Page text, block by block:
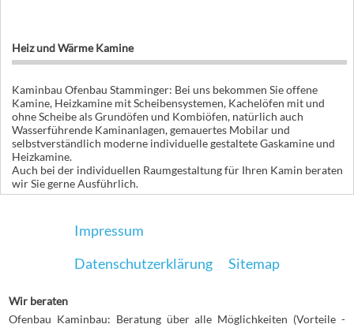
Heiz und Wärme Kamine
Kaminbau Ofenbau Stamminger: Bei uns bekommen Sie offene
Kamine, Heizkamine mit Scheibensystemen, Kachelöfen mit und
ohne Scheibe als Grundöfen und Kombiöfen, natürlich auch
Wasserführende Kaminanlagen, gemauertes Mobilar und
selbstverständlich moderne individuelle gestaltete Gaskamine und
Heizkamine.
Auch bei der individuellen Raumgestaltung für Ihren Kamin beraten
wir Sie gerne Ausführlich.
Impressum
Datenschutzerklärung
Sitemap
Wir beraten
Ofenbau Kaminbau: Beratung über alle Möglichkeiten (Vorteile -